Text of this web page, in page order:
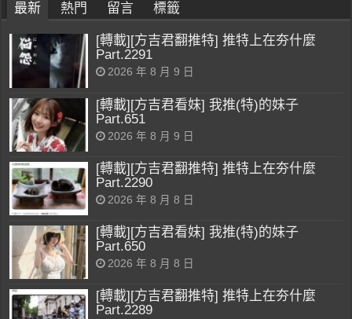
最新 熱門 留言 標籤
[轉載][方吉君翻推特] 推特上在夯什麼
Part.2291
2026 年 8 月 9 日
[轉載][方吉君看妹] 我推(特)的妹子
Part.651
2026 年 8 月 9 日
[轉載][方吉君翻推特] 推特上在夯什麼
Part.2290
2026 年 8 月 8 日
[轉載][方吉君看妹] 我推(特)的妹子
Part.650
2026 年 8 月 8 日
[轉載][方吉君翻推特] 推特上在夯什麼
Part.2289